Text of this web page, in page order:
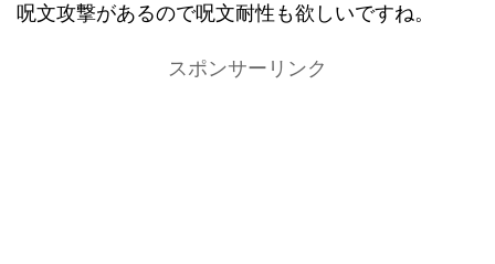
呪文攻撃があるので呪文耐性も欲しいですね。
スポンサーリンク